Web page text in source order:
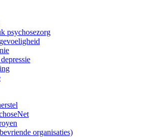
psychosezorg
organisaties)